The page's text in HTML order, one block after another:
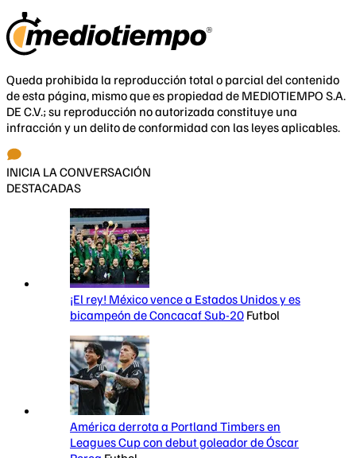
Queda prohibida la reproducción total o parcial del contenido
de esta página, mismo que es propiedad de MEDIOTIEMPO S.A.
DE C.V.; su reproducción no autorizada constituye una
infracción y un delito de conformidad con las leyes aplicables.
INICIA LA CONVERSACIÓN
DESTACADAS
¡El rey! México vence a Estados Unidos y es
bicampeón de Concacaf Sub-20 Futbol
América derrota a Portland Timbers en
Leagues Cup con debut goleador de Óscar